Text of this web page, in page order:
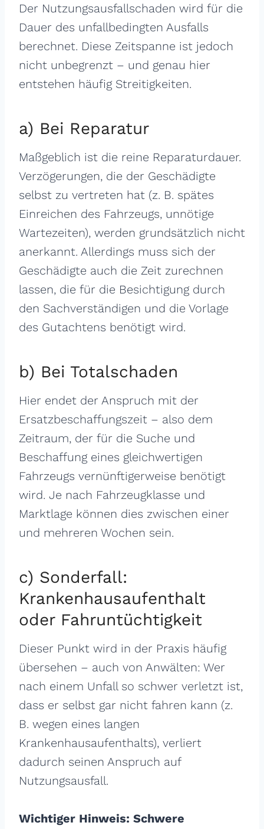
Der Nutzungsausfallschaden wird für die
Dauer des unfallbedingten Ausfalls
berechnet. Diese Zeitspanne ist jedoch
nicht unbegrenzt – und genau hier
entstehen häufig Streitigkeiten.
a) Bei Reparatur
Maßgeblich ist die reine Reparaturdauer.
Verzögerungen, die der Geschädigte
selbst zu vertreten hat (z. B. spätes
Einreichen des Fahrzeugs, unnötige
Wartezeiten), werden grundsätzlich nicht
anerkannt. Allerdings muss sich der
Geschädigte auch die Zeit zurechnen
lassen, die für die Besichtigung durch
den Sachverständigen und die Vorlage
des Gutachtens benötigt wird.
b) Bei Totalschaden
Hier endet der Anspruch mit der
Ersatzbeschaffungszeit – also dem
Zeitraum, der für die Suche und
Beschaffung eines gleichwertigen
Fahrzeugs vernünftigerweise benötigt
wird. Je nach Fahrzeugklasse und
Marktlage können dies zwischen einer
und mehreren Wochen sein.
c) Sonderfall:
Krankenhausaufenthalt
oder Fahruntüchtigkeit
Dieser Punkt wird in der Praxis häufig
übersehen – auch von Anwälten: Wer
nach einem Unfall so schwer verletzt ist,
dass er selbst gar nicht fahren kann (z.
B. wegen eines langen
Krankenhausaufenthalts), verliert
dadurch seinen Anspruch auf
Nutzungsausfall.
Wichtiger Hinweis: Schwere